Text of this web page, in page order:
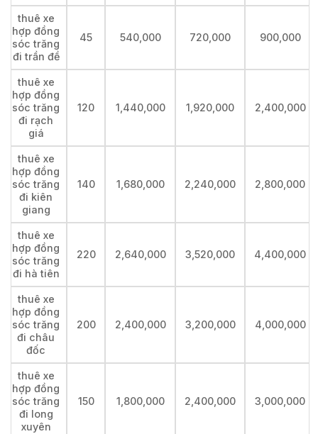
thuê xe
hợp đồng
sóc trăng
đi trần đề
45 540,000 720,000 900,000
thuê xe
hợp đồng
sóc trăng
đi rạch
giá
120 1,440,000 1,920,000 2,400,000
thuê xe
hợp đồng
sóc trăng
đi kiên
giang
140 1,680,000 2,240,000 2,800,000
thuê xe
hợp đồng
sóc trăng
đi hà tiên
220 2,640,000 3,520,000 4,400,000
thuê xe
hợp đồng
sóc trăng
đi châu
đốc
200 2,400,000 3,200,000 4,000,000
thuê xe
hợp đồng
sóc trăng
đi long
xuyên
150 1,800,000 2,400,000 3,000,000